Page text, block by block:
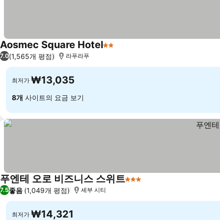
Aosmec Square Hotel2 성급
7.0(1,565개 평점) 라푸라푸
최저가 ₩13,035
8개 사이트의 요금 보기
푸엔테 오로 비즈니스 스위트3 성급
7.5좋음 (1,049개 평점) 세부 시티
최저가 ₩14,321